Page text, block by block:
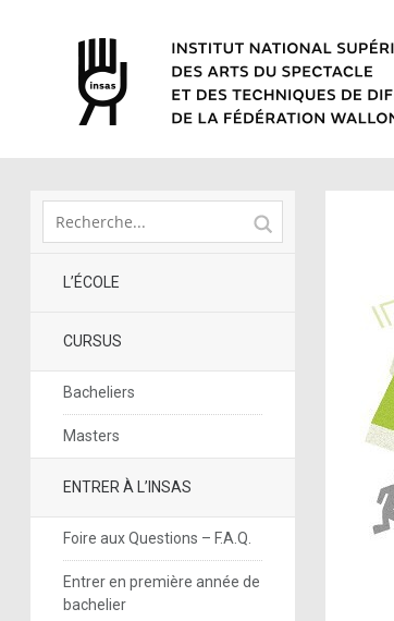
L’ÉCOLE
CURSUS
Bacheliers
Masters
ENTRER À L’INSAS
Foire aux Questions – F.A.Q.
Entrer en première année de
bachelier